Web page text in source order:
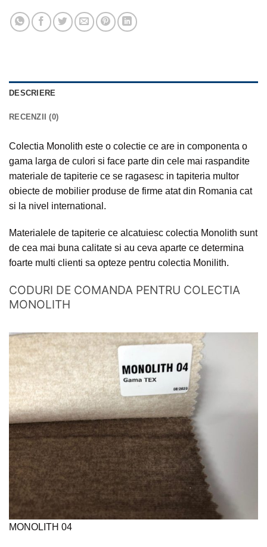
DESCRIERE
RECENZII (0)
Colectia Monolith este o colectie ce are in componenta o
gama larga de culori si face parte din cele mai raspandite
materiale de tapiterie ce se ragasesc in tapiteria multor
obiecte de mobilier produse de firme atat din Romania cat
si la nivel international.
Materialele de tapiterie ce alcatuiesc colectia Monolith sunt
de cea mai buna calitate si au ceva aparte ce determina
foarte multi clienti sa opteze pentru colectia Monilith.
CODURI DE COMANDA PENTRU COLECTIA
MONOLITH
MONOLITH 04